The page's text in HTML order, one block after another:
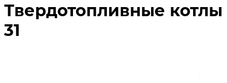
Твердотопливные котлы
31